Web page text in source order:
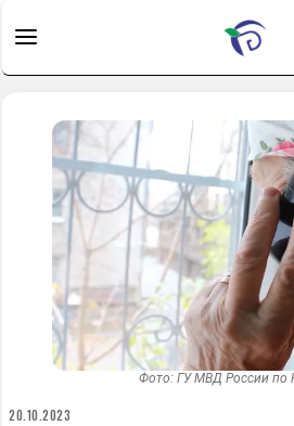
Фото: ГУ МВД России по
20.10.2023